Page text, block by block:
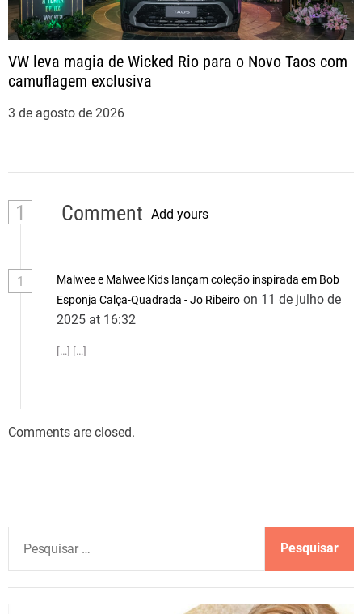
VW leva magia de Wicked Rio para o Novo Taos com
camuflagem exclusiva
3 de agosto de 2026
1 Comment Add yours
1
Malwee e Malwee Kids lançam coleção inspirada em Bob
Esponja Calça-Quadrada - Jo Ribeiro on 11 de julho de
2025 at 16:32
[…] […]
Comments are closed.
s